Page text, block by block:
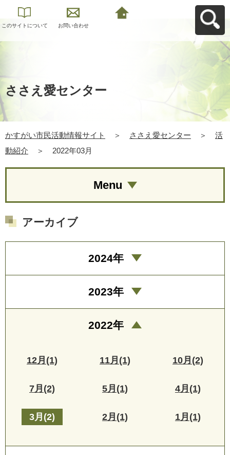
このサイトについて お問い合わせ
ささえ愛センター
かすがい市民活動情報サイト ＞ ささえ愛センター ＞
活
動紹介
＞ 2022年03月
Menu
アーカイブ
2024年
2023年
2022年
12月(1) 11月(1) 10月(2)
7月(2) 5月(1) 4月(1)
3月(2) 2月(1) 1月(1)